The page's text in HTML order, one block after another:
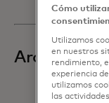
Arquia
Cómo
Utilizamos
en nuestros
rendimiento,
experiencia
utilizamos
las